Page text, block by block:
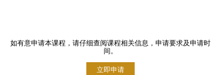
如有意申请本课程，请仔细查阅课程相关信息，申请要求及申请时
间。
立即申请